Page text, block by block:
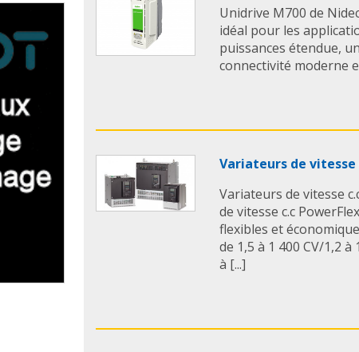
Unidrive M700 de
idéal pour les
puissances étendue,
connectivité moderne
Variateurs de vitesse
Variateurs de vitesse
de vitesse c.c
flexibles et
de 1,5 à 1 400 CV/1,2
à [...]